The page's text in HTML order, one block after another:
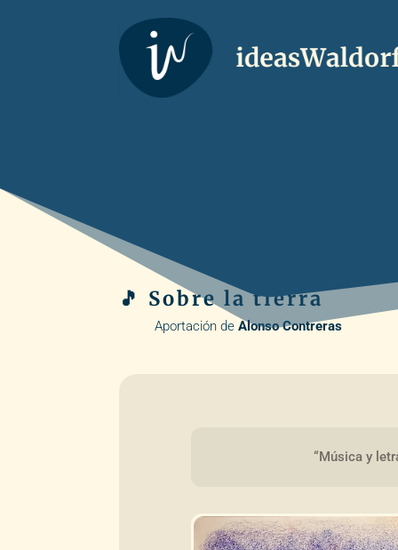
🎵 Sobre la tierra
Aportación deAlonso Contreras
“Música y